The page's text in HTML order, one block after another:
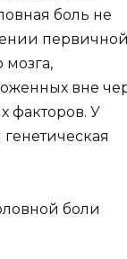
боль не
первичной
мозга,
вне
У
боли